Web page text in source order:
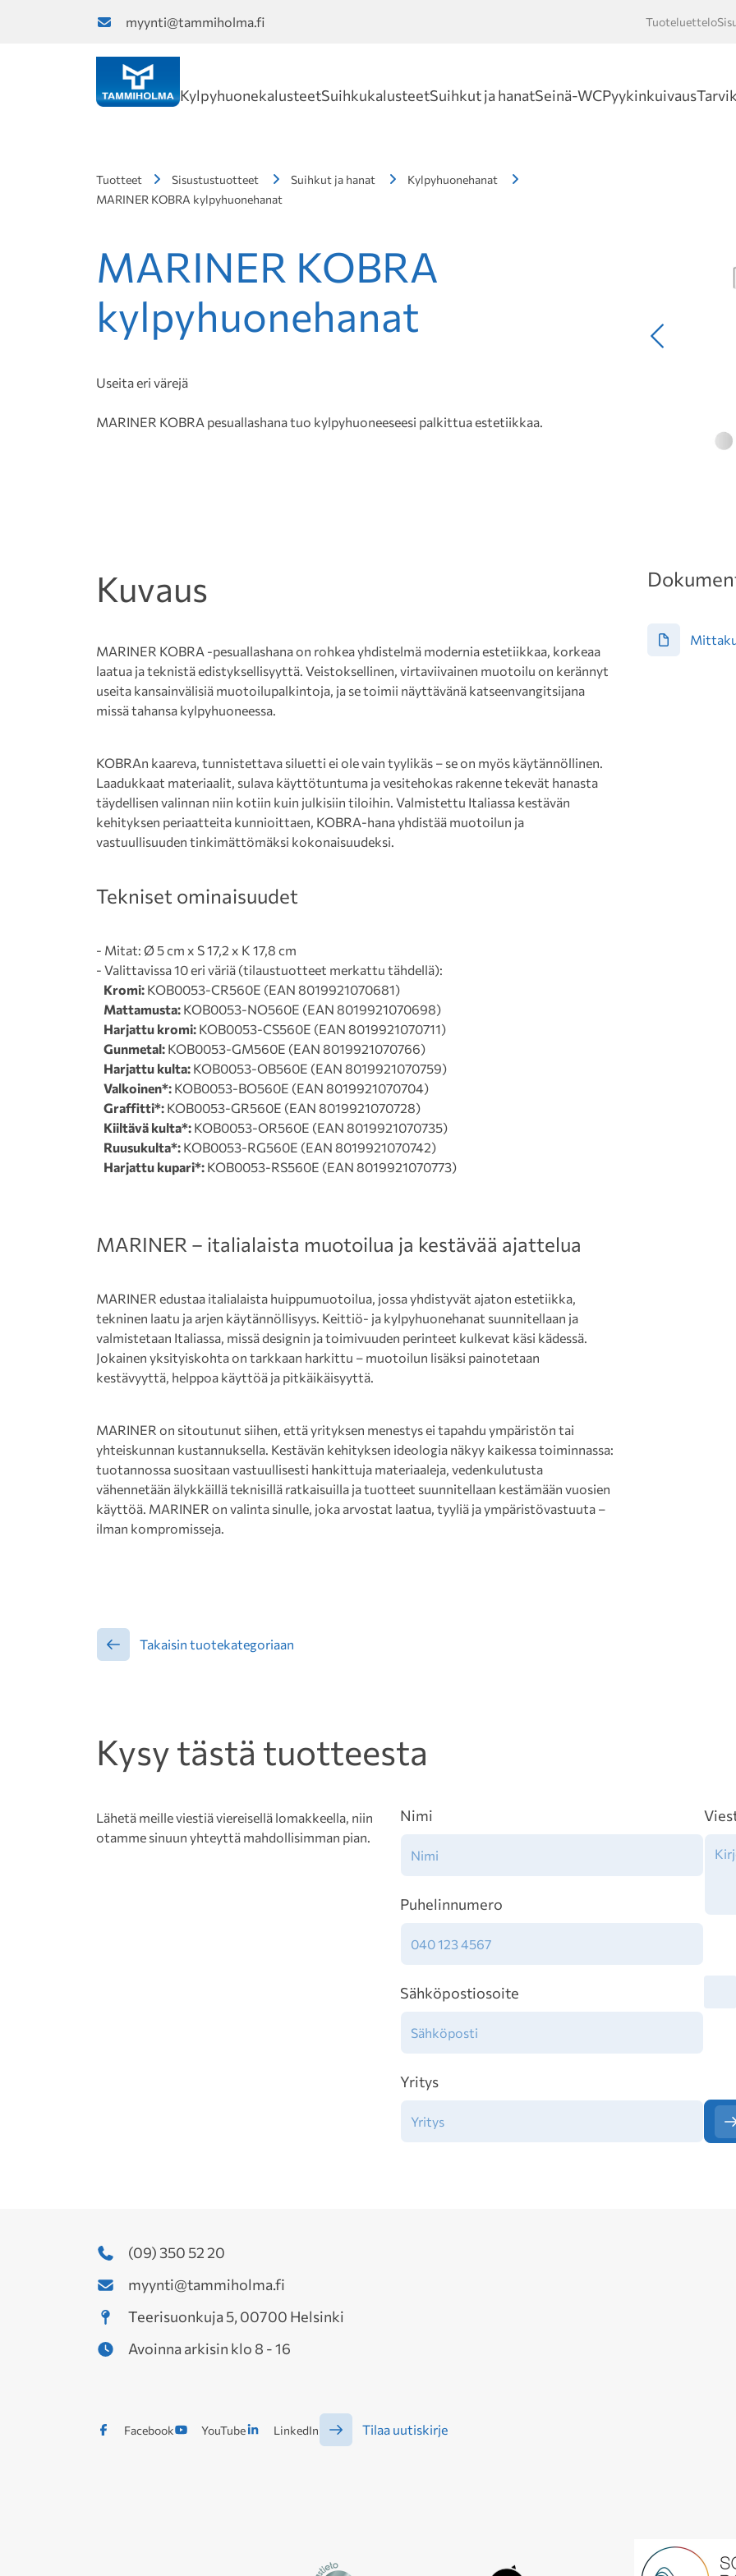
myynti@tammiholma.fi Tuoteluettelo
KylpyhuonekalusteetSuihkukalusteetSuihkut ja hanatSeinä-WCPyykinkuivaus
Tuotteet Sisustustuotteet Suihkut ja hanat
Kylpyhuonehanat
MARINER KOBRA kylpyhuonehanat
MARINER KOBRA
kylpyhuonehanat
Useita eri värejä
MARINER KOBRA pesuallashana tuo kylpyhuoneeseesi palkittua estetiikkaa.
Edellinen
Kuvaus
MARINER KOBRA -pesuallashana on rohkea yhdistelmä modernia estetiikkaa, korkeaa
laatua ja teknistä edistyksellisyyttä. Veistoksellinen, virtaviivainen muotoilu on kerännyt
useita kansainvälisiä muotoilupalkintoja, ja se toimii näyttävänä katseenvangitsijana
missä tahansa kylpyhuoneessa.
KOBRAn kaareva, tunnistettava siluetti ei ole vain tyylikäs – se on myös käytännöllinen.
Laadukkaat materiaalit, sulava käyttötuntuma ja vesitehokas rakenne tekevät hanasta
täydellisen valinnan niin kotiin kuin julkisiin tiloihin. Valmistettu Italiassa kestävän
kehityksen periaatteita kunnioittaen, KOBRA-hana yhdistää muotoilun ja
vastuullisuuden tinkimättömäksi kokonaisuudeksi.
Tekniset ominaisuudet
- Mitat: Ø 5 cm x S 17,2 x K 17,8 cm
- Valittavissa 10 eri väriä (tilaustuotteet merkattu tähdellä):
Kromi: KOB0053-CR560E (EAN 8019921070681)
Mattamusta: KOB0053-NO560E (EAN 8019921070698)
Harjattu kromi: KOB0053-CS560E (EAN 8019921070711)
Gunmetal: KOB0053-GM560E (EAN 8019921070766)
Harjattu kulta: KOB0053-OB560E (EAN 8019921070759)
Valkoinen*: KOB0053-BO560E (EAN 8019921070704)
Graffitti*: KOB0053-GR560E (EAN 8019921070728)
Kiiltävä kulta*: KOB0053-OR560E (EAN 8019921070735)
Ruusukulta*: KOB0053-RG560E (EAN 8019921070742)
Harjattu kupari*: KOB0053-RS560E (EAN 8019921070773)
MARINER – italialaista muotoilua ja kestävää ajattelua
MARINER edustaa italialaista huippumuotoilua, jossa yhdistyvät ajaton estetiikka,
tekninen laatu ja arjen käytännöllisyys. Keittiö- ja kylpyhuonehanat suunnitellaan ja
valmistetaan Italiassa, missä designin ja toimivuuden perinteet kulkevat käsi kädessä.
Jokainen yksityiskohta on tarkkaan harkittu – muotoilun lisäksi painotetaan
kestävyyttä, helppoa käyttöä ja pitkäikäisyyttä.
MARINER on sitoutunut siihen, että yrityksen menestys ei tapahdu ympäristön tai
yhteiskunnan kustannuksella. Kestävän kehityksen ideologia näkyy kaikessa toiminnassa:
tuotannossa suositaan vastuullisesti hankittuja materiaaleja, vedenkulutusta
vähennetään älykkäillä teknisillä ratkaisuilla ja tuotteet suunnitellaan kestämään vuosien
käyttöä. MARINER on valinta sinulle, joka arvostat laatua, tyyliä ja ympäristövastuuta –
ilman kompromisseja.
Takaisin tuotekategoriaan
Kysy tästä tuotteesta
Lähetä meille viestiä viereisellä lomakkeella, niin
otamme sinuun yhteyttä mahdollisimman pian.
Nimi
Puhelinnumero
Sähköpostiosoite
Yritys
(09) 350 52 20
myynti@tammiholma.fi
Teerisuonkuja 5, 00700 Helsinki
Avoinna arkisin klo 8 - 16
Facebook YouTube LinkedIn Tilaa uutiskirje